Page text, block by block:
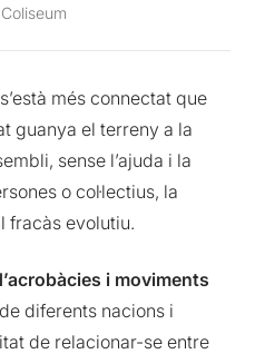
més connectat que
guanya el terreny a la
sense l’ajuda i la
o col·lectius, la
fracàs evolutiu.
i moviments
diferents nacions i
de relacionar-se entre